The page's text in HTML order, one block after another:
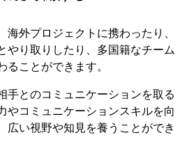
海外プロジェクトに携わったり、
やり取りしたり、多国籍なチーム
ることができます。
手とのコミュニケーションを取る
やコミュニケーションスキルを向
広い視野や知見を養うことができ